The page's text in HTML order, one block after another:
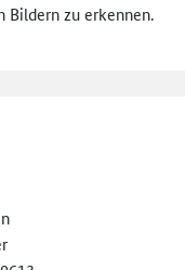
Bildern zu erkennen.